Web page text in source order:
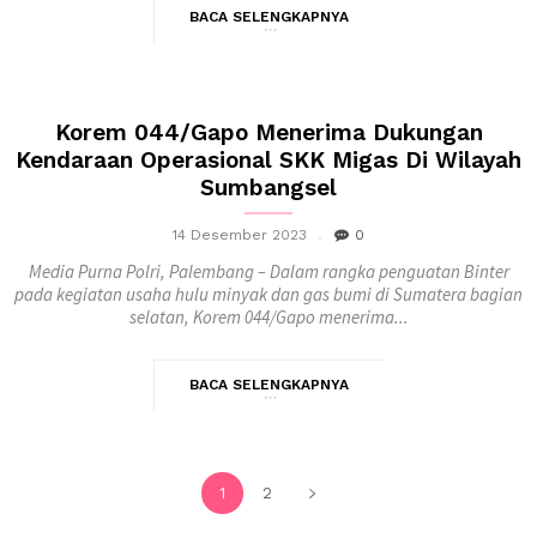
BACA SELENGKAPNYA
Korem 044/Gapo Menerima Dukungan
Kendaraan Operasional SKK Migas Di Wilayah
Sumbangsel
14 Desember 2023 0
Media Purna Polri, Palembang – Dalam rangka penguatan Binter
pada kegiatan usaha hulu minyak dan gas bumi di Sumatera bagian
selatan, Korem 044/Gapo menerima...
BACA SELENGKAPNYA
1 2